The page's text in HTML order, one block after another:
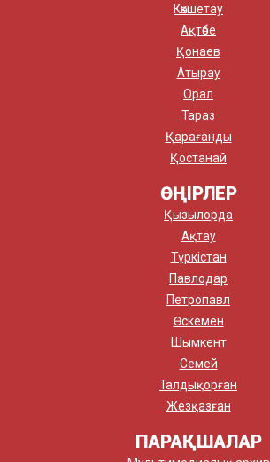
Көкшетау
Ақтөбе
Қонаев
Атырау
Орал
Тараз
Қарағанды
Қостанай
ӨҢІРЛЕР
Қызылорда
Ақтау
Түркістан
Павлодар
Петропавл
Өскемен
Шымкент
Семей
Талдықорған
Жезқазған
ПАРАҚШАЛАР